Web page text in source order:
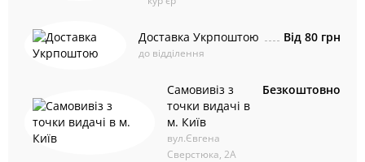
Доставка Укрпоштою
до відділення
Від 80 грн
Самовивіз з
точки видачі в
м. Київ
вул.Євгена
Сверстюка, 2А
Безкоштовно